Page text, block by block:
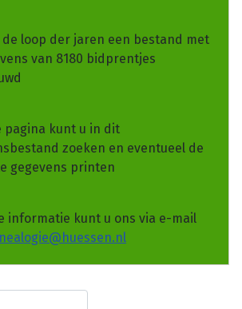
loop der jaren een bestand met
van 8180 bidprentjes
pagina kunt u in dit
zoeken en eventueel de
gegevens printen
informatie kunt u ons via e-mail